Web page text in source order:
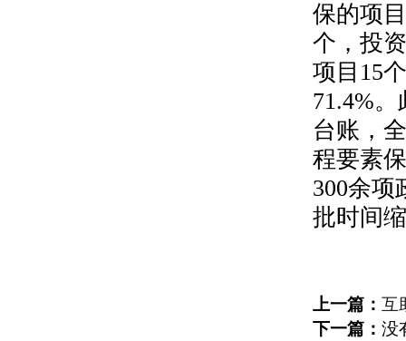
保的项
个，投
项目 15
71.4%。
台账，
程要素
300余项
批时间
上一篇： 互
下一篇： 没